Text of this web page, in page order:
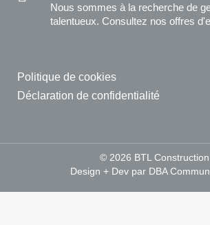
Nous sommes à la recherche de
talentueux. Consultez nos offres
Politique de cookies
Déclaration de confidentialité
© 2026 BTL Construction
Design + Dev par DBA